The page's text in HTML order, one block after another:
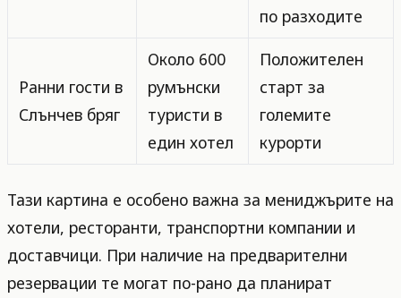
по разходите
Ранни гости в
Слънчев бряг
Около 600
румънски
туристи в
един хотел
Положителен
старт за
големите
курорти
Тази картина е особено важна за мениджърите на
хотели, ресторанти, транспортни компании и
доставчици. При наличие на предварителни
резервации те могат по-рано да планират